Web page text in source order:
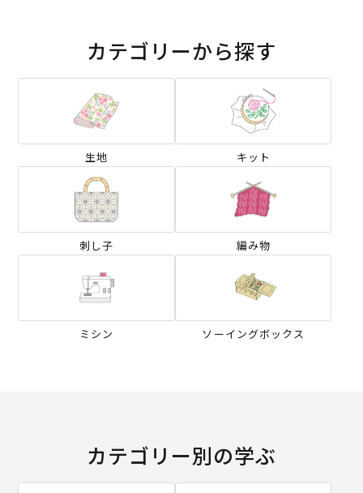
カテゴリーから探す
生地 キット
刺し子 編み物
ミシン ソーイングボックス
カテゴリー別の学ぶ